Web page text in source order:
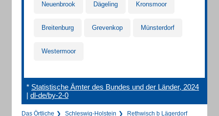
Neuenbrook Dägeling Kronsmoor
Breitenburg Grevenkop Münsterdorf
Westermoor
* Statistische Ämter des Bundes und der Länder, 2024
| dl-de/by-2-0
Das Örtliche Schleswig-Holstein Rethwisch b Lägerdorf